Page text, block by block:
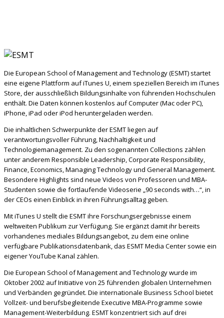
Die European School of Management and Technology (ESMT) startet
eine eigene Plattform auf iTunes U, einem speziellen Bereich im iTunes
Store, der ausschließlich Bildungsinhalte von führenden Hochschulen
enthält. Die Daten können kostenlos auf Computer (Mac oder PC),
iPhone, iPad oder iPod heruntergeladen werden.
Die inhaltlichen Schwerpunkte der ESMT liegen auf
verantwortungsvoller Führung, Nachhaltigkeit und
Technologiemanagement. Zu den sogenannten Collections zählen
unter anderem Responsible Leadership, Corporate Responsibility,
Finance, Economics, Managing Technology und General Management.
Besondere Highlights sind neue Videos von Professoren und MBA-
Studenten sowie die fortlaufende Videoserie „90 seconds with…“, in
der CEOs einen Einblick in ihren Führungsalltag geben.
Mit iTunes U stellt die ESMT ihre Forschungsergebnisse einem
weltweiten Publikum zur Verfügung. Sie ergänzt damit ihr bereits
vorhandenes mediales Bildungsangebot, zu dem eine online
verfügbare Publikationsdatenbank, das ESMT Media Center sowie ein
eigener YouTube Kanal zählen.
Die European School of Management and Technology wurde im
Oktober 2002 auf Initiative von 25 führenden globalen Unternehmen
und Verbänden gegründet. Die internationale Business School bietet
Vollzeit- und berufsbegleitende Executive MBA-Programme sowie
Management-Weiterbildung. ESMT konzentriert sich auf drei